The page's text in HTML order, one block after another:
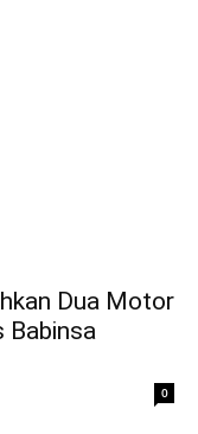
Dua Motor
Babinsa
0